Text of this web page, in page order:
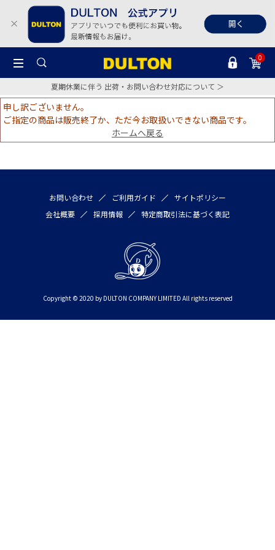
0
夏期休業に伴う 出荷・お問い合わせ対応について ＞
申し訳ございません。
ご指定の商品は販売終了か、ただ今お取扱いできない商品です。
ホームへ戻る
お問い合わせ ご利用ガイド
サイトポリシー
会社概要
採用情報 特定商取引法に基づく表記
Copyright © 2020 by DULTON COMPANY LIMITED All rights reserved